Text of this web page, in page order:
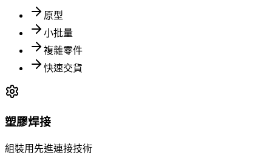
原型
小批量
複雜零件
快速交貨
塑膠焊接
組裝用先進連接技術